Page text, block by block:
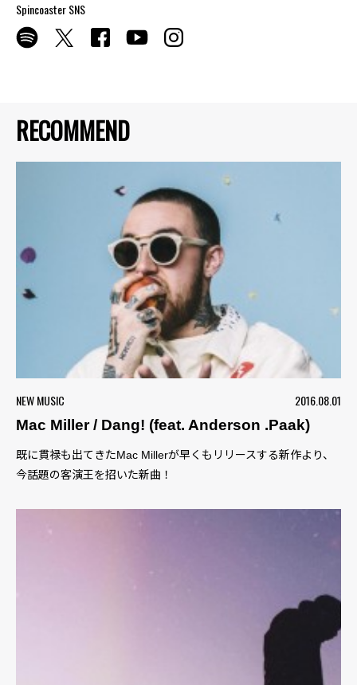
RECOMMEND
NEW MUSIC
2016.08.01
Mac Miller / Dang! (feat. Anderson .Paak)
既に貫禄も出てきたMac Millerが早くもリリースする新作より、
今話題の客演王を招いた新曲！
Spincoaster SNS